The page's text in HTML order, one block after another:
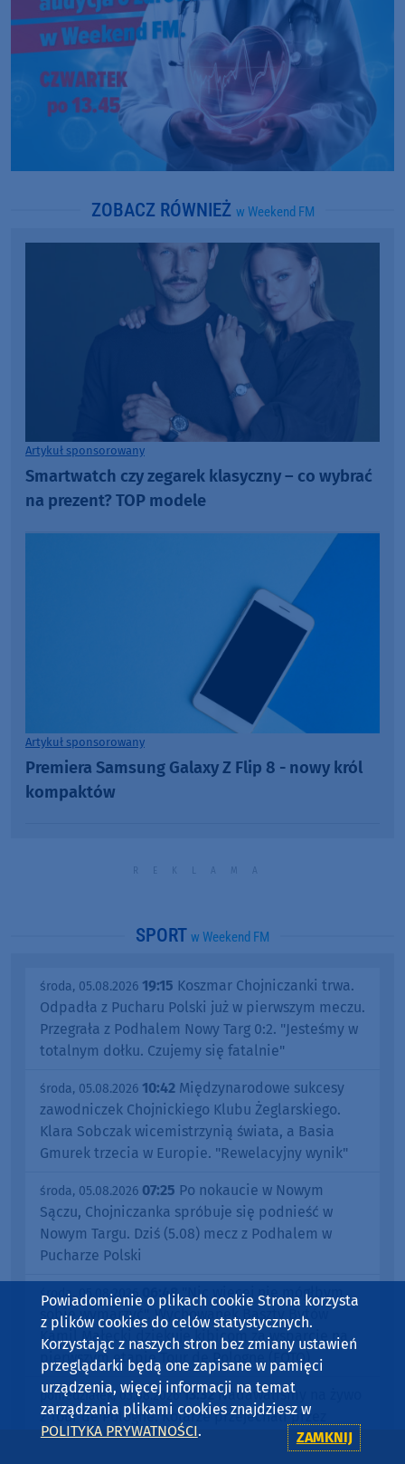
ZOBACZ RÓWNIEŻ w Weekend FM
Artykuł sponsorowany
Smartwatch czy zegarek klasyczny – co wybrać
na prezent? TOP modele
Artykuł sponsorowany
Premiera Samsung Galaxy Z Flip 8 - nowy król
kompaktów
SPORT w Weekend FM
środa, 05.08.2026 19:15 Koszmar Chojniczanki trwa.
Odpadła z Pucharu Polski już w pierwszym meczu.
Przegrała z Podhalem Nowy Targ 0:2. "Jesteśmy w
totalnym dołku. Czujemy się fatalnie"
środa, 05.08.2026 10:42 Międzynarodowe sukcesy
zawodniczek Chojnickiego Klubu Żeglarskiego.
Klara Sobczak wicemistrzynią świata, a Basia
Gmurek trzecia w Europie. "Rewelacyjny wynik"
środa, 05.08.2026 07:25 Po nokaucie w Nowym
Sączu, Chojniczanka spróbuje się podnieść w
Nowym Targu. Dziś (5.08) mecz z Podhalem w
Pucharze Polski
środa, 05.08.2026 06:48"Nic więcej nie mógłbym
sobie wymarzyć". Wychowanek Baszty Bytów
Kamil Małecki dziękuje kibicom za wsparcie na
pierwszym etapie Tour de Pologne (FOTO)
poniedziałek, 03.08.2026 13:32Nadawaliśmy na żywo
z Tour de Pologne. Kolarze przejechali przez
powiat bytowski. Sprawdzaliśmy jak na wyścig
Powiadomienie o plikach cookie Strona korzysta
z plików cookies do celów statystycznych.
Korzystając z naszych stron bez zmiany ustawień
przeglądarki będą one zapisane w pamięci
urządzenia, więcej informacji na temat
zarządzania plikami cookies znajdziesz w
POLITYKA PRYWATNOŚCI. ZAMKNIJ